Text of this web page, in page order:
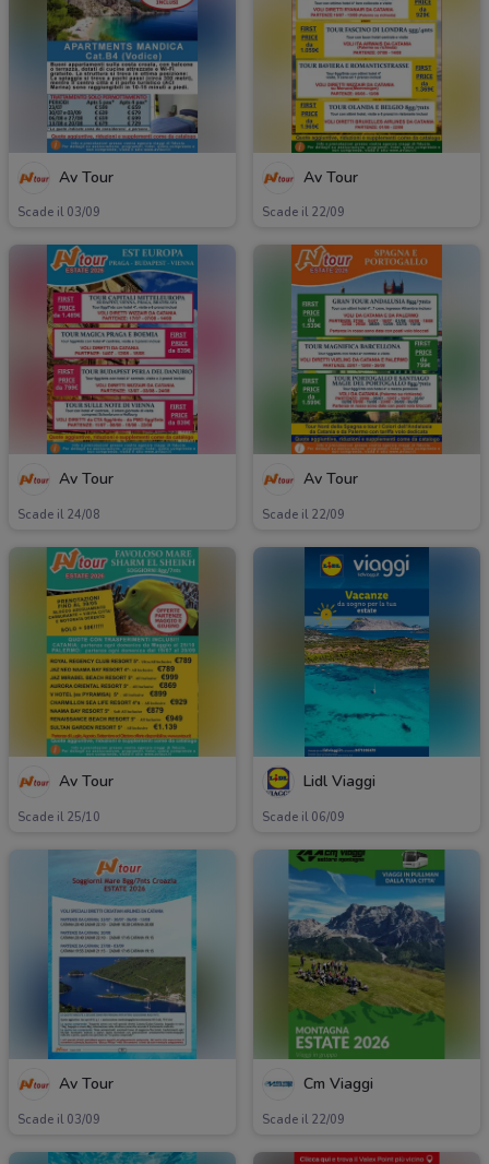
Av Tour
Scade il 03/09
Av Tour
Scade il 22/09
Av Tour
Scade il 24/08
Av Tour
Scade il 22/09
Av Tour
Scade il 25/10
Lidl Viaggi
Scade il 06/09
Av Tour
Scade il 03/09
Cm Viaggi
Scade il 22/09